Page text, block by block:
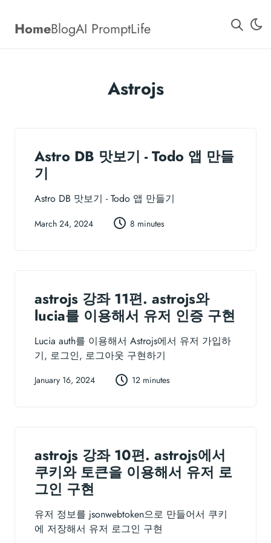
HomeBlogAI PromptLife
Astrojs
Astro DB 맛보기 - Todo 앱 만들
기
Astro DB 맛보기 - Todo 앱 만들기
March 24, 2024 8 minutes
astrojs 강좌 11편. astrojs와
lucia를 이용해서 유저 인증 구현
Lucia auth를 이용해서 Astrojs에서 유저 가입하
기, 로그인, 로그아웃 구현하기
January 16, 2024 12 minutes
astrojs 강좌 10편. astrojs에서
쿠키와 토큰을 이용해서 유저 로
그인 구현
유저 정보를 jsonwebtoken으로 만들어서 쿠키
에 저장해서 유저 로그인 구현